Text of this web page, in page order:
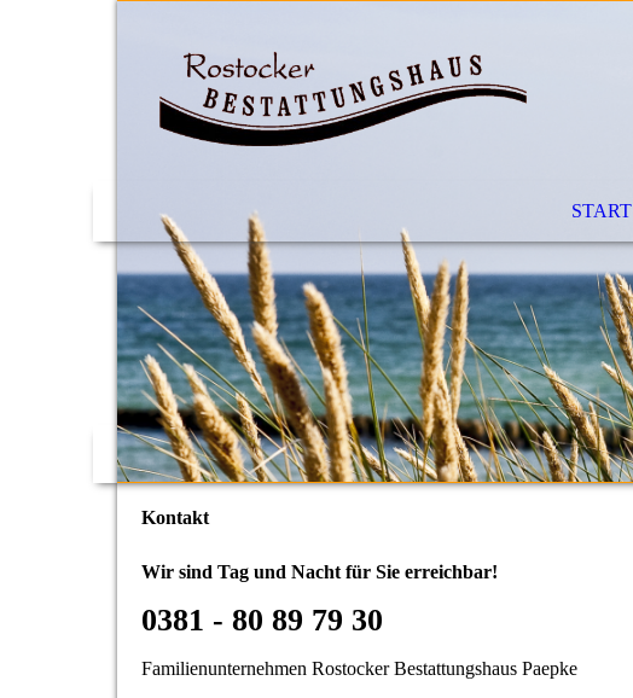
START
Kontakt
Wir sind Tag und Nacht für Sie erreichbar!
0381 - 80 89 79 30
Familienunternehmen Rostocker Bestattungshaus Paepke